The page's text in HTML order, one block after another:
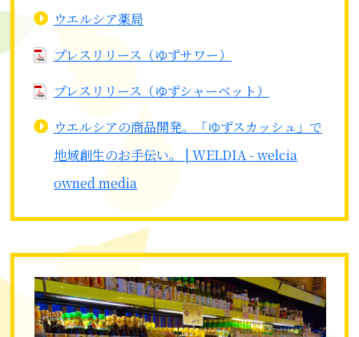
ウエルシア薬局
プレスリリース（ゆずサワー）
プレスリリース（ゆずシャーベット）
ウエルシアの商品開発。「ゆずスカッシュ」で
地域創生のお手伝い。 | WELDIA - welcia
owned media